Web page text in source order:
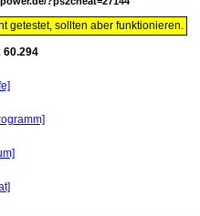
getestet, sollten aber funktionieren.
60.294